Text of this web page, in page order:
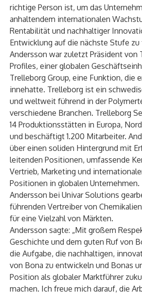
richtige Person ist, um das
anhaltendem internationalen
Rentabilität und nachhaltiger
Entwicklung auf die nächste Stufe zu
Andersson war zuletzt Präsident von
Profiles, einer globalen
Trelleborg Group, eine Funktion, die
innehatte. Trelleborg ist ein
und weltweit führend in der
verschiedene Branchen. Trelleborg
14 Produktionsstätten in Europa,
und beschäftigt 1.200 Mitarbeiter.
über einen soliden Hintergrund mit
leitenden Positionen, umfassende
Vertrieb, Marketing und
Positionen in globalen Unternehmen.
Andersson bei Univar Solutions
führenden Vertreiber von
für eine Vielzahl von Märkten.
Andersson sagte: „Mit großem
Geschichte und dem guten Ruf von
die Aufgabe, die nachhaltigen,
von Bona zu entwickeln und Bonas
Position als globaler Marktführer
machen. Ich freue mich darauf, die